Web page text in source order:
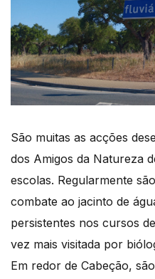
São muitas as acções
dos Amigos da Natureza
escolas. Regularmente
combate ao jacinto de
persistentes nos cursos
vez mais visitada por
Em redor de Cabeção,